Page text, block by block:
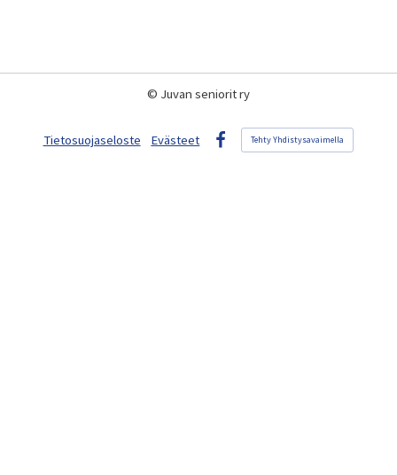
© Juvan seniorit ry
Tietosuojaseloste
Evästeet
Facebook
Tehty Yhdistysavaimella